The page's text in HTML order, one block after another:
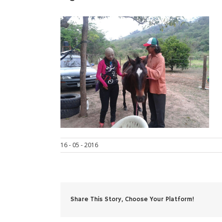
16 - 05 - 2016
Share This Story, Choose Your Platform!